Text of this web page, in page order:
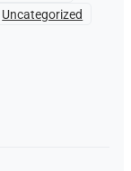
Uncategorized